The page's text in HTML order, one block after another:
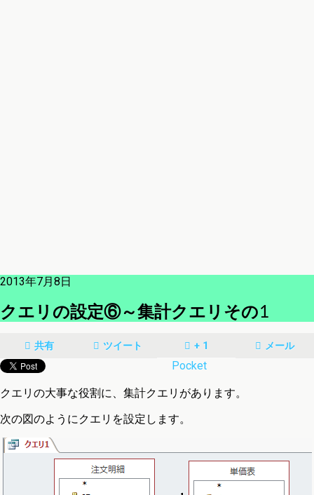
2013年7月8日
クエリの設定⑥～集計クエリその1
共有 ツイート + 1 メール
Pocket
クエリの大事な役割に、集計クエリがあります。
次の図のようにクエリを設定します。